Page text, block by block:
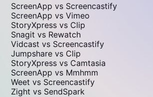
ScreenApp vs Screencastify
ScreenApp vs Vimeo
StoryXpress vs Clip
Snagit vs Rewatch
Vidcast vs Screencastify
Jumpshare vs Clip
StoryXpress vs Camtasia
ScreenApp vs Mmhmm
Weet vs Screencastify
Zight vs SendSpark